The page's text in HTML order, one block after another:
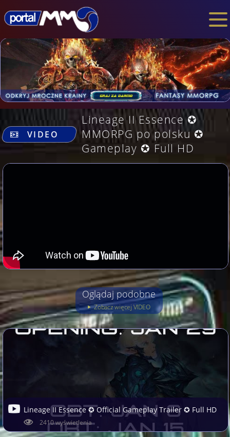
.
VIDEO
Lineage II Essence ✪
MMORPG po polsku ✪
Gameplay ✪ Full HD
Oglądaj podobne
Zobacz więcej VIDEO
Lineage II Essence ✪ Official Gameplay Trailer ✪ Full HD
2410 wyświetlenia